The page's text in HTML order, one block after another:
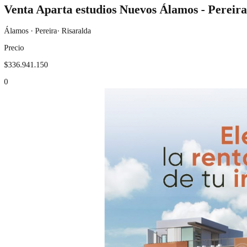
Venta Aparta estudios Nuevos Álamos - Pereira
Álamos · Pereira· Risaralda
Precio
$336.941.150
0